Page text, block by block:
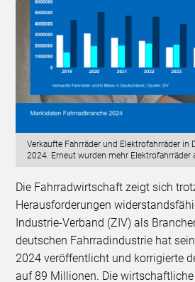
Verkaufte Fahrräder und Elektrofahrräder in
2024. Erneut wurden mehr Elektrofahrräder
Die Fahrradwirtschaft zeigt sich
Herausforderungen
Industrie-Verband (ZIV) als
deutschen Fahrradindustrie hat
2024 veröffentlicht und korrigierte
auf 89 Millionen. Die